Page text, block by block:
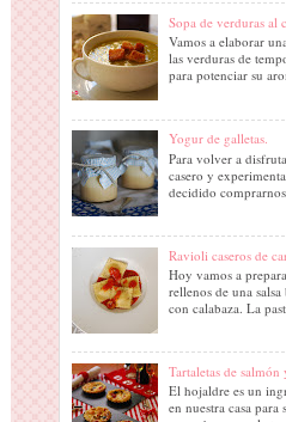
Sopa de verduras al
Vamos a elaborar
las verduras de
para potenciar su
Yogur de galletas.
Para volver a
casero y
decidido
Ravioli caseros de
Hoy vamos a
rellenos de una
con calabaza. La
Tartaletas de
El hojaldre es un
en nuestra casa para